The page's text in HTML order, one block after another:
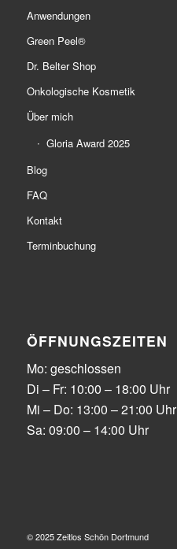
Anwendungen
Green Peel®
Dr. Belter Shop
Onkologische Kosmetik
Über mich
Gloria Award 2025
Blog
FAQ
Kontakt
Terminbuchung
ÖFFNUNGSZEITEN
Mo: geschlossen
Di – Fr: 10:00 – 18:00 Uhr
Mi – Do: 13:00 – 21:00 Uhr
Sa: 09:00 – 14:00 Uhr
© 2025 Zeitlos Schön Dortmund